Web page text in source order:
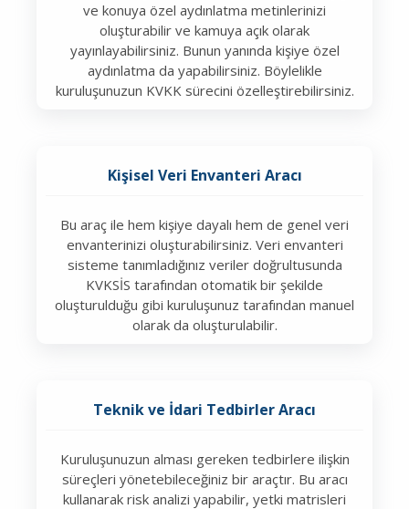
ve konuya özel aydınlatma metinlerinizi
oluşturabilir ve kamuya açık olarak
yayınlayabilirsiniz. Bunun yanında kişiye özel
aydınlatma da yapabilirsiniz. Böylelikle
kuruluşunuzun KVKK sürecini özelleştirebilirsiniz.
Kişisel Veri Envanteri Aracı
Bu araç ile hem kişiye dayalı hem de genel veri
envanterinizi oluşturabilirsiniz. Veri envanteri
sisteme tanımladığınız veriler doğrultusunda
KVKSİS tarafından otomatik bir şekilde
oluşturulduğu gibi kuruluşunuz tarafından manuel
olarak da oluşturulabilir.
Teknik ve İdari Tedbirler Aracı
Kuruluşunuzun alması gereken tedbirlere ilişkin
süreçleri yönetebileceğiniz bir araçtır. Bu aracı
kullanarak risk analizi yapabilir, yetki matrisleri